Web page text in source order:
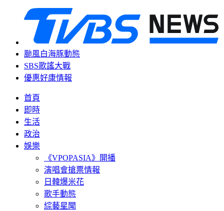
颱風白海豚動態
SBS歌謠大戰
優惠好康情報
首頁
即時
生活
政治
娛樂
《VPOPASIA》開播
演唱會搶票情報
日韓爆米花
歌手動態
綜藝星聞